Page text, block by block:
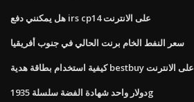
هل يمكنني دفع irs cp14 على الانترنت
سعر النفط الخام برنت الحالي في جنوب أفريقيا
كيفية استخدام بطاقة هدية bestbuy على الانترنت
دولار واحد شهادة الفضة سلسلة 1935g